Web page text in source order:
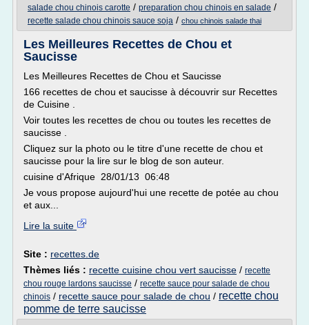
salade chou chinois carotte / preparation chou chinois en salade /
recette salade chou chinois sauce soja / chou chinois salade thai
Les Meilleures Recettes de Chou et
Saucisse
Les Meilleures Recettes de Chou et Saucisse
166 recettes de chou et saucisse à découvrir sur Recettes
de Cuisine .
Voir toutes les recettes de chou ou toutes les recettes de
saucisse .
Cliquez sur la photo ou le titre d'une recette de chou et
saucisse pour la lire sur le blog de son auteur.
cuisine d'Afrique 28/01/13 06:48
Je vous propose aujourd'hui une recette de potée au chou
et aux...
Lire la suite
Site : recettes.de
Thèmes liés : recette cuisine chou vert saucisse / recette
chou rouge lardons saucisse / recette sauce pour salade de chou
chinois / recette sauce pour salade de chou / recette chou
pomme de terre saucisse